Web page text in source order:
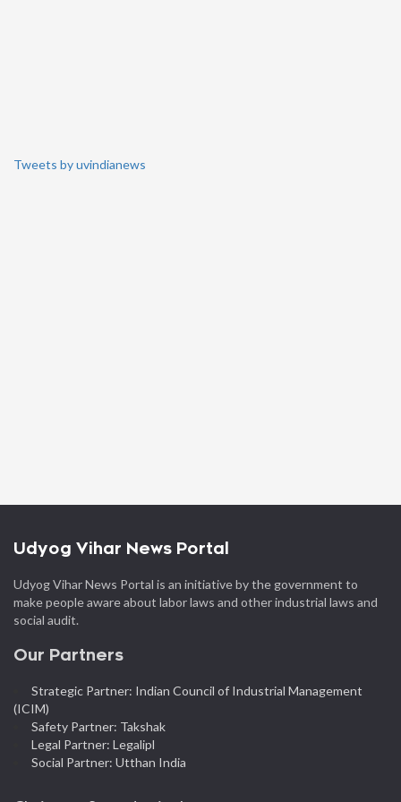
Tweets by uvindianews
Udyog Vihar News Portal
Udyog Vihar News Portal is an initiative by the government to
make people aware about labor laws and other industrial laws and
social audit.
Our Partners
Strategic Partner: Indian Council of Industrial Management
(ICIM)
Safety Partner: Takshak
Legal Partner: Legalipl
Social Partner: Utthan India